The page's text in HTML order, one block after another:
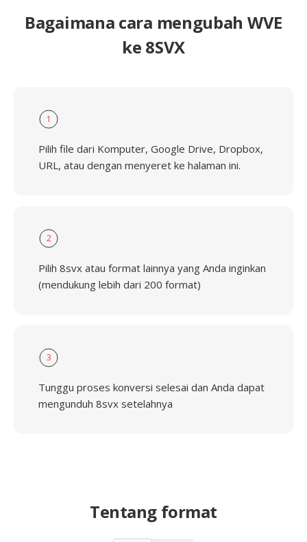
Bagaimana cara mengubah WVE
ke 8SVX
1
Pilih file dari Komputer, Google Drive, Dropbox,
URL, atau dengan menyeret ke halaman ini.
2
Pilih 8svx atau format lainnya yang Anda inginkan
(mendukung lebih dari 200 format)
3
Tunggu proses konversi selesai dan Anda dapat
mengunduh 8svx setelahnya
Tentang format